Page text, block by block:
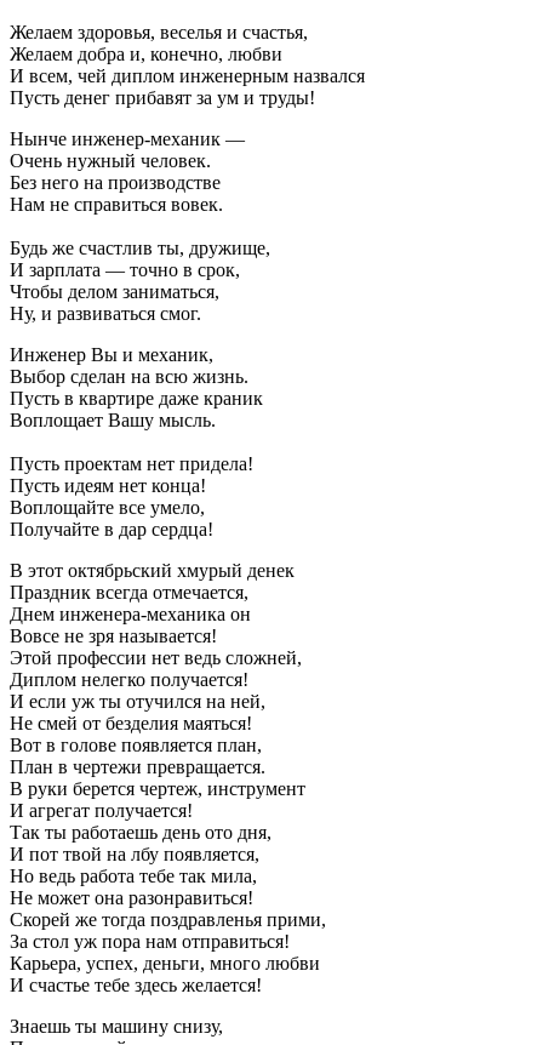
Желаем здоровья, веселья и счастья,
Желаем добра и, конечно, любви
И всем, чей диплом инженерным назвался
Пусть денег прибавят за ум и труды!
Нынче инженер-механик —
Очень нужный человек.
Без него на производстве
Нам не справиться вовек.
Будь же счастлив ты, дружище,
И зарплата — точно в срок,
Чтобы делом заниматься,
Ну, и развиваться смог.
Инженер Вы и механик,
Выбор сделан на всю жизнь.
Пусть в квартире даже краник
Воплощает Вашу мысль.
Пусть проектам нет придела!
Пусть идеям нет конца!
Воплощайте все умело,
Получайте в дар сердца!
В этот октябрьский хмурый денек
Праздник всегда отмечается,
Днем инженера-механика он
Вовсе не зря называется!
Этой профессии нет ведь сложней,
Диплом нелегко получается!
И если уж ты отучился на ней,
Не смей от безделия маяться!
Вот в голове появляется план,
План в чертежи превращается.
В руки берется чертеж, инструмент
И агрегат получается!
Так ты работаешь день ото дня,
И пот твой на лбу появляется,
Но ведь работа тебе так мила,
Не может она разонравиться!
Скорей же тогда поздравленья прими,
За стол уж пора нам отправиться!
Карьера, успех, деньги, много любви
И счастье тебе здесь желается!
Знаешь ты машину снизу,